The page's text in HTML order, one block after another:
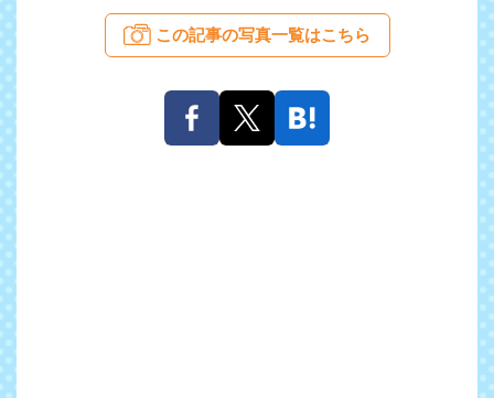
この記事の写真一覧はこちら